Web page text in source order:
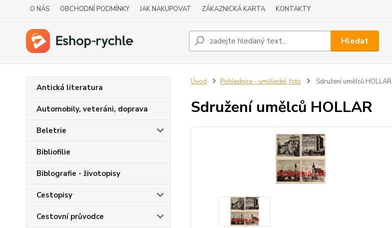
O NÁS OBCHODNÍ PODMÍNKY JAK NAKUPOVAT ZÁKAZNICKÁ KARTA KONTAKTY
Hledat
Antická literatura
Automobily, veteráni, doprava
Beletrie
Bibliofilie
Biblografie - životopisy
Cestopisy
Cestovní průvodce
Úvod Pohlednice - umělecké, foto Sdružení umělců HOLLAR
Sdružení umělců HOLLAR